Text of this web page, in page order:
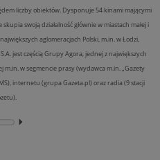
liczby obiektów. Dysponuje 54 kinami mającymi
swoją działalność głównie w miastach małej i
aglomeracjach Polski, m.in. w Łodzi,
jest częścią Grupy Agora, jednej z największych
m.in. w segmencie prasy (wydawca m.in. „Gazety
internetu (grupa Gazeta.pl) oraz radia (9 stacji
⏵︎